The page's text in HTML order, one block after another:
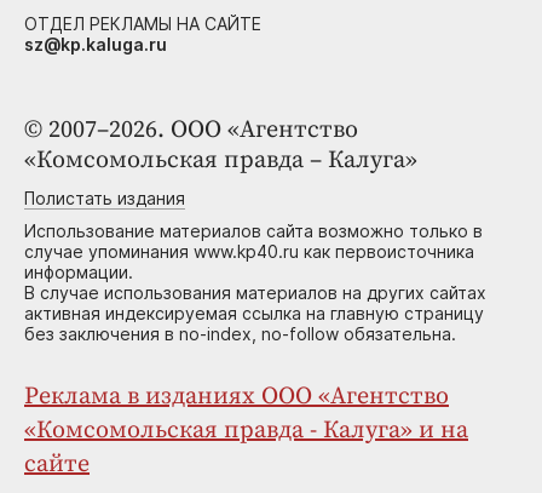
© 2007–2026. ООО «Агентство
«Комсомольская правда – Калуга»
Полистать издания
Использование материалов сайта возможно только в
случае упоминания www.kp40.ru как первоисточника
информации.
В случае использования материалов на других сайтах
активная индексируемая ссылка на главную страницу
без заключения в no-index, no-follow обязательна.
Реклама в изданиях ООО «Агентство
«Комсомольская правда - Калуга» и на
сайте
ОТДЕЛ РЕКЛАМЫ НА САЙТЕ
sz@kp.kaluga.ru